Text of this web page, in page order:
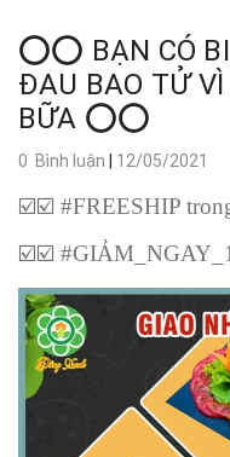
⭕⭕ BẠN CÓ
ĐAU BAO TỬ
BỮA ⭕⭕
0 Bình luận 12/05/2021
☑☑ #FREESHIP
☑☑